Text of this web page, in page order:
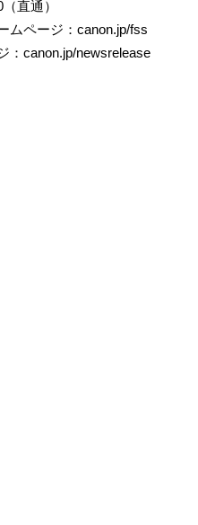
直通）
ムページ：canon.jp/fss
：canon.jp/newsrelease